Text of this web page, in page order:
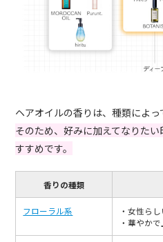
ヘアオイルの香りは、種類によっ
そのため、好みに加えてなりた
すすめです。
香りの種類
フローラル系
・女性らし
・華やか